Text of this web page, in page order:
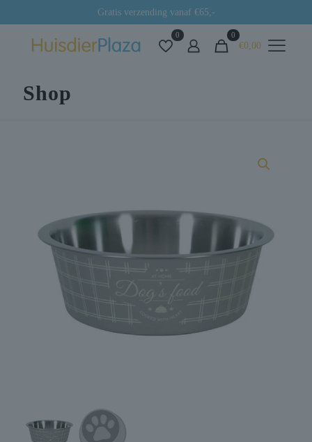
Gratis verzending vanaf €65,-
0 0
€0,00
Shop